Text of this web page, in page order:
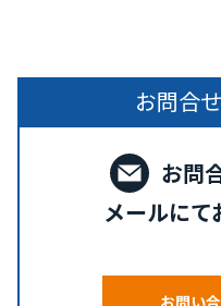
お問合
お問
メールにて